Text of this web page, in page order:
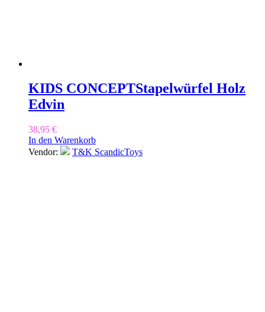
KIDS CONCEPTStapelwürfel Holz
Edvin
38,95 €
In den Warenkorb
Vendor:
T&K ScandicToys